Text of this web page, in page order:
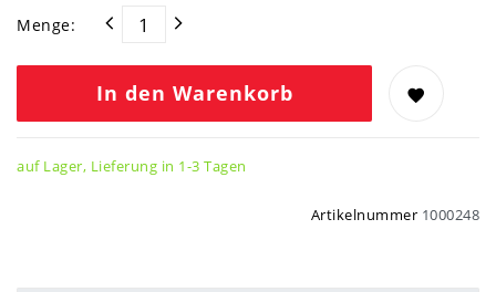
Menge:
In den Warenkorb
auf Lager, Lieferung in 1-3 Tagen
Artikelnummer 1000248